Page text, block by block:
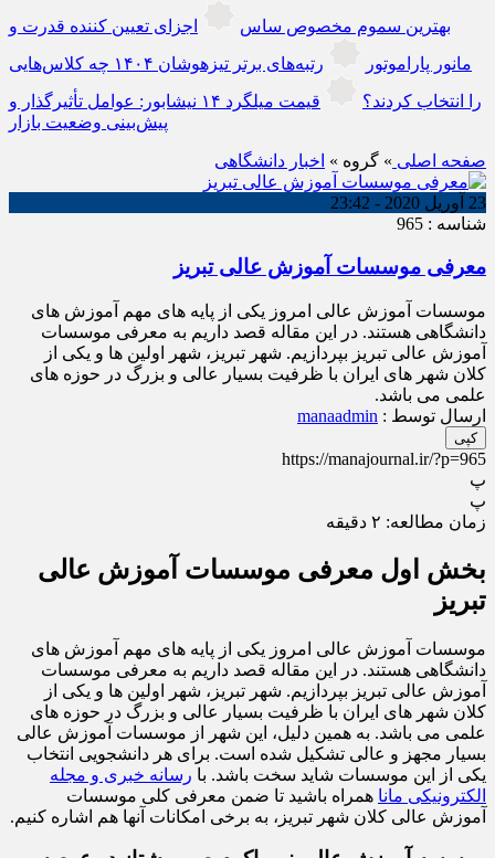
بهترین سموم مخصوص ساس
اجزای تعیین کننده قدرت و
مانور پاراموتور
رتبه‌های برتر تیزهوشان ۱۴۰۴ چه کلاس‌هایی
را انتخاب کردند؟
قیمت میلگرد ۱۴ نیشابور: عوامل تأثیرگذار و
پیش‌بینی وضعیت بازار
صفحه اصلی » گروه » اخبار دانشگاهی
23 آوریل 2020 - 23:42
شناسه : 965
معرفی موسسات آموزش عالی تبریز
موسسات آموزش عالی امروز یکی از پایه های مهم آموزش های
دانشگاهی هستند. در این مقاله قصد داریم به معرفی موسسات
آموزش عالی تبریز بپردازیم. شهر تبریز، شهر اولین ها و یکی از
کلان شهر های ایران با ظرفیت بسیار عالی و بزرگ در حوزه های
علمی می باشد.
ارسال توسط : manaadmin
کپی
https://manajournal.ir/?p=965
پ
پ
زمان مطالعه: ۲ دقیقه
بخش اول معرفی موسسات آموزش عالی
تبریز
موسسات آموزش عالی امروز یکی از پایه های مهم آموزش های
دانشگاهی هستند. در این مقاله قصد داریم به معرفی موسسات
آموزش عالی تبریز بپردازیم. شهر تبریز، شهر اولین ها و یکی از
کلان شهر های ایران با ظرفیت بسیار عالی و بزرگ در حوزه های
علمی می باشد. به همین دلیل، این شهر از موسسات آموزش عالی
بسیار مجهز و عالی تشکیل شده است. برای هر دانشجویی انتخاب
یکی از این موسسات شاید سخت باشد. با رسانه خبری و مجله
الکترونیکی مانا همراه باشید تا ضمن معرفی کلی موسسات
آموزش عالی کلان شهر تبریز، به برخی امکانات آنها هم اشاره کنیم.